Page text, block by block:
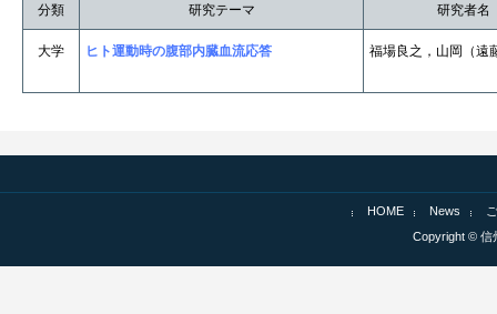
分類
研究テーマ 研究者名
大学 ヒト運動時の腹部内臓血流応答 福場良之，山岡（遠
HOME News
Copyright © 信